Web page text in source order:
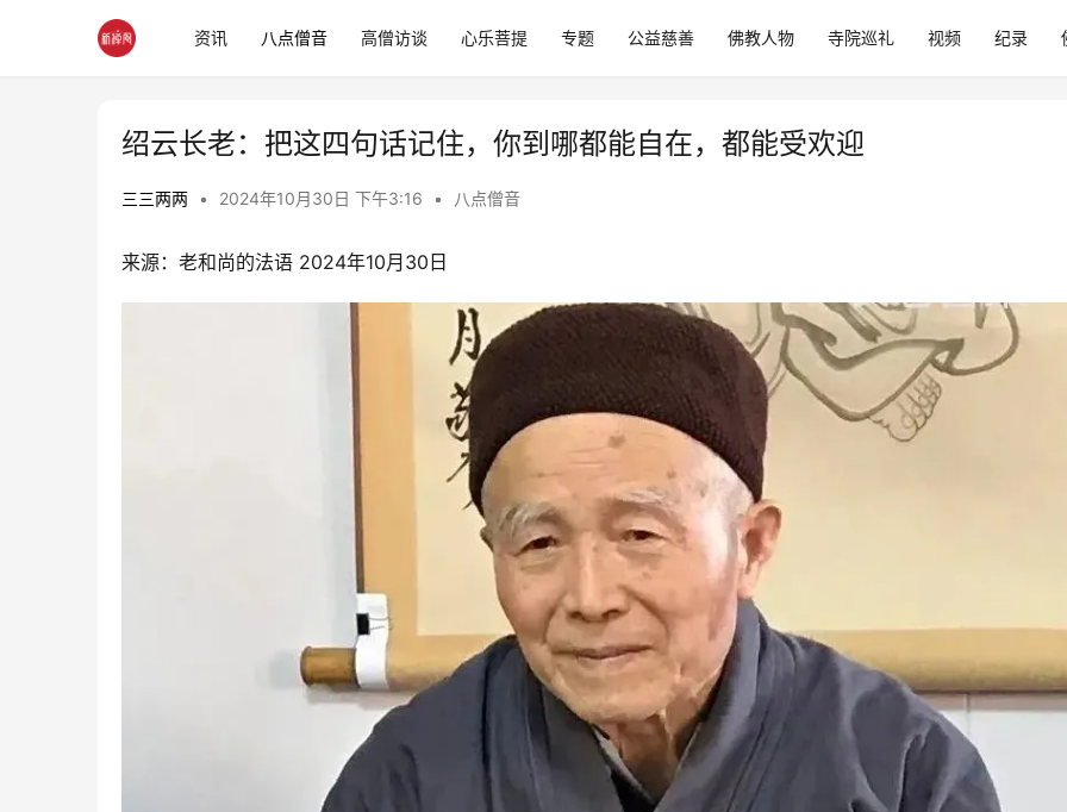
资讯 八点僧音 高僧访谈 心乐菩提 专题 公益慈善 佛教人物 寺院巡礼 视频 纪录
绍云长老：把这四句话记住，你到哪都能自在，都能受欢迎
三三两两 • 2024年10月30日 下午3:16 • 八点僧音
来源：老和尚的法语 2024年10月30日